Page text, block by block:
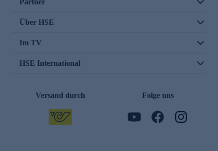
Partner
Über HSE
Im TV
HSE International
Versand durch Folge uns